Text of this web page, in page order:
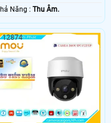
️📡 Khả Năng :Thu Âm.
12874